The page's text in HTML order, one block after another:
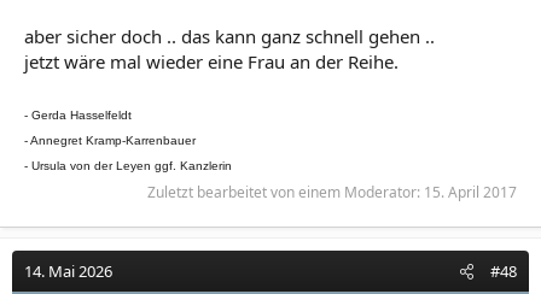
aber sicher doch .. das kann ganz schnell gehen ..
jetzt wäre mal wieder eine Frau an der Reihe.
- Gerda Hasselfeldt
- Annegret Kramp-Karrenbauer
- Ursula von der Leyen ggf. Kanzlerin
Zuletzt bearbeitet von einem Moderator: 15. April 2017
14. Mai 2026 #48